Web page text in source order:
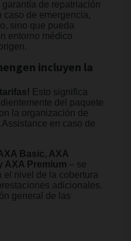
de repatriación
caso de emergencia,
sino que pueda
entorno médico
incluyen la
Esto significa
del paquete
la organización de
en caso de
Basic, AXA
AXA Premium – se
el nivel de la cobertura
adicionales.
general de las